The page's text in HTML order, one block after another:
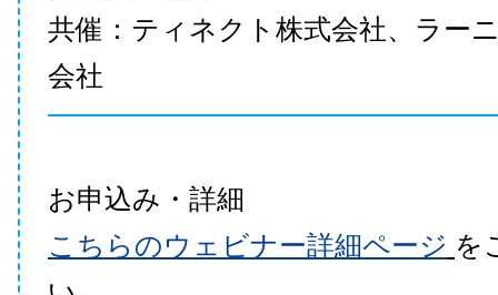
共催：ティネクト株式会社、ラー
会社
お申込み・詳細
こちらのウェビナー詳細ページ を